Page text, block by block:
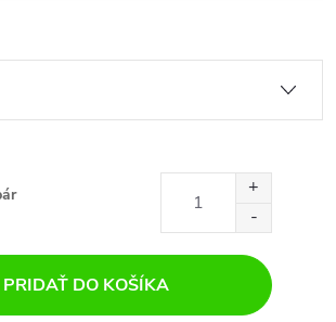
PRIDAŤ DO KOŠÍKA